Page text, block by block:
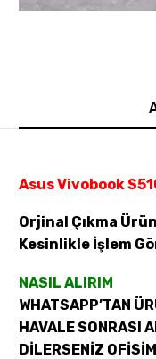
Asus Vivobook
Orjinal Çıkma
Kesinlikle İşlem
NASIL ALIRIM
WHATSAPP’TAN
HAVALE SONRASI
DİLERSENİZ